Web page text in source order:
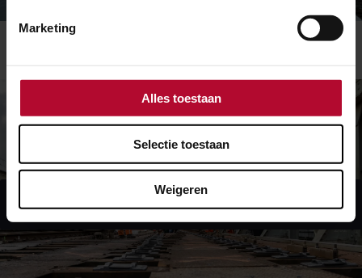
Marketing
Alles toestaan
Selectie toestaan
Weigeren
Geef toestemming voor voorkeuren om deze
video te bekijken